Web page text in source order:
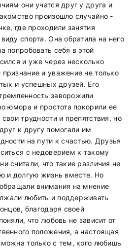
они учатся друг у друга и
произошло случайно -
где проходили занятия
спорта. Она обратила на него
попробовать себя в этой
и уже через несколько
и уважение не только
и успешных друзей. Его
заворожили
юмора и простота покорили ее
трудности и препятствия, но
к другу помогали им
на пути к счастью. Друзья
с недоверием к такому
считали, что такие различия не
и долгую жизнь вместе. Но
внимания на мнение
любить и поддерживать
благодаря своей
что любовь не зависит от
положения, а настоящая
только с тем, кого любишь